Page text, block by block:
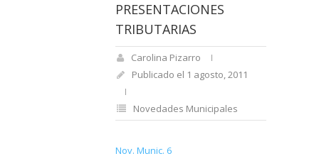
PRESENTACIONES
TRIBUTARIAS
Carolina Pizarro
Publicado el 1 agosto, 2011
Novedades Municipales
Nov. Munic. 6